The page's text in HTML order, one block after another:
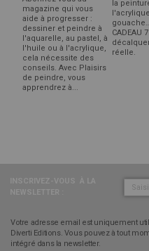
magazine qui vous
aide à progresser :
dessiner et peindre à
l'aquarelle, au pastel, à
l'huile ou à l'acrylique,
cela nécessite des
conseils. Avec Plaisirs
de peindre, vous
apprendrez à...
la
CADEAU
réelle.
Votre adresse email est uniquement
Diverti Editions. Vous pouvez à tout
intégré dans la newsletter.